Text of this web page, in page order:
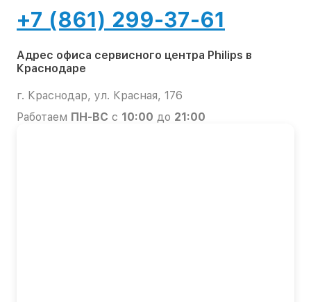
+7 (861) 299-37-61
Адрес офиса сервисного центра Philips в
Краснодаре
г. Краснодар, ул. Красная, 176
Работаем ПН-ВС с 10:00 до 21:00